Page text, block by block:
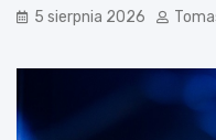
5 sierpnia 2026